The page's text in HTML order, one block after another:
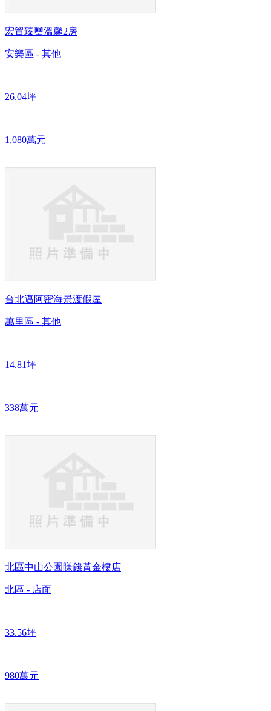
宏貿臻璽溫馨2房
安樂區 - 其他
26.04坪
1,080萬元
台北邁阿密海景渡假屋
萬里區 - 其他
14.81坪
338萬元
北區中山公園賺錢黃金樓店
北區 - 店面
33.56坪
980萬元